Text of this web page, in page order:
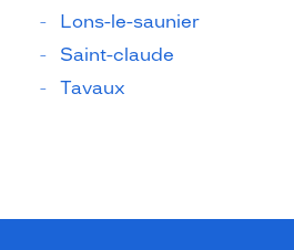
Lons-le-saunier
Saint-claude
Tavaux